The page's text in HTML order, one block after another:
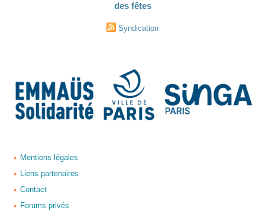
des fêtes
Syndication
Mentions légales
Liens partenaires
Contact
Forums privés